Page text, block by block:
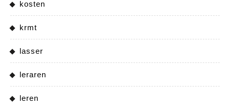
kosten
krmt
lasser
leraren
leren